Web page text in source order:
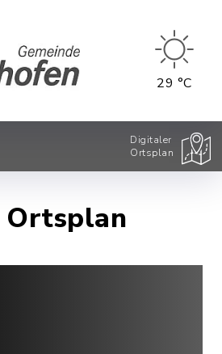
29 °C
Digitaler
Ortsplan